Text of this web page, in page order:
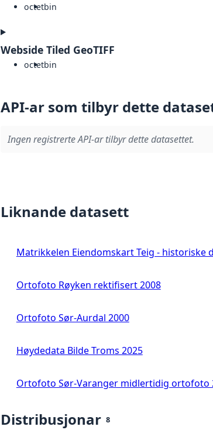
octetbin
Webside Tiled GeoTIFF
octetbin
API-ar som tilbyr dette
Ingen registrerte API-ar tilbyr dette datasettet.
Liknande datasett
Matrikkelen Eiendomskart Teig - historiske
Ortofoto Røyken rektifisert 2008
Ortofoto Sør-Aurdal 2000
Høydedata Bilde Troms 2025
Ortofoto Sør-Varanger midlertidig ortofoto
Distribusjonar 8